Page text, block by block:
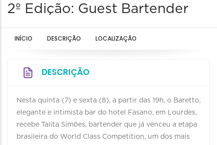
2º Edição: Guest Bartender
INÍCIO DESCRIÇÃO LOCALIZAÇÃO
DESCRIÇÃO
Nesta quinta (7) e sexta (8), a partir das 19h, o Baretto,
elegante e intimista bar do hotel Fasano, em Lourdes,
recebe Talita Simões, bartender que já venceu a etapa
brasileira do World Class Competition, um dos mais